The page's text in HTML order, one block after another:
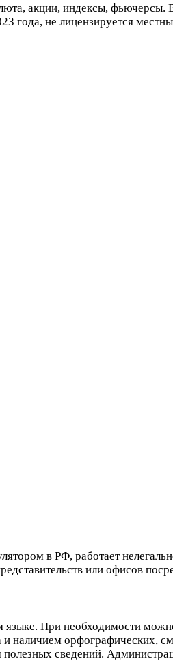
акции, индексы,
года, не лицензируется
в РФ, работает
или офисов
При необходимости
наличием орфографических,
сведений.